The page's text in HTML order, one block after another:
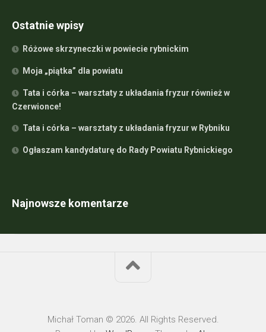
Ostatnie wpisy
Różowe skrzyneczki w powiecie rybnickim
Moja „piątka” dla powiatu
Tata i córka – warsztaty z układania fryzur również w
Czerwionce!
Tata i córka – warsztaty z układania fryzur w Rybniku
Ogłaszam kandydaturę do Rady Powiatu Rybnickiego
Najnowsze komentarze
Michał Toman © 2026. All Rights Reserved.